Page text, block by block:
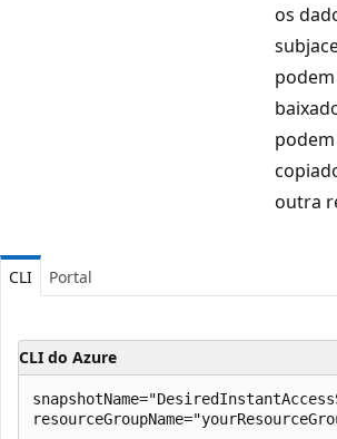
os
outra
CLI Portal
CLI do Azure